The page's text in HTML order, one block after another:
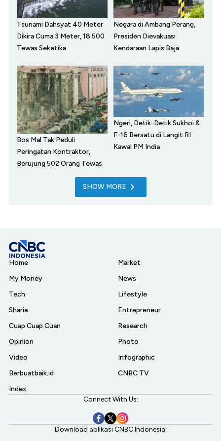
Tsunami Dahsyat 40 Meter
Dikira Cuma 3 Meter, 18.500
Tewas Seketika
Negara di Ambang Perang,
Presiden Dievakuasi
Kendaraan Lapis Baja
Bos Mal Tak Peduli
Peringatan Kontraktor,
Berujung 502 Orang Tewas
Ngeri, Detik-Detik Sukhoi &
F-16 Bersatu di Langit RI
Kawal PM India
SHOW MORE
Home
My Money
Tech
Sharia
Cuap Cuap Cuan
Opinion
Video
Berbuatbaik.id
Index
Market
News
Lifestyle
Entrepreneur
Research
Photo
Infographic
CNBC TV
Connect With Us:
Download aplikasi CNBC Indonesia: